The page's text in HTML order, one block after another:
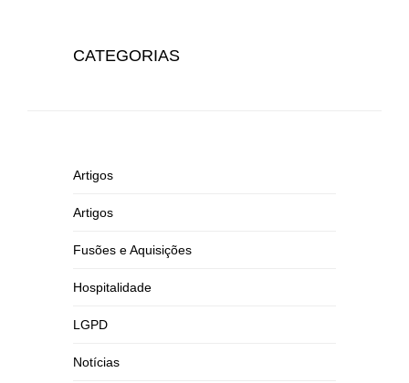
CATEGORIAS
Artigos
Artigos
Fusões e Aquisições
Hospitalidade
LGPD
Notícias